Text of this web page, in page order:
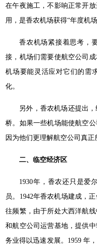
在午夜施工，不影响正常开
用，是香农机场获得“年度机
香农机场紧接着思考，
接，机场们需要使航空公司
机场要能灵活应对它们的需
化。
另外，香农机场还提出
桥。如果一些机场能使航空
因为他们更理解航空公司真正
二、临空经济区
1930年，香农还只是爱
员。1942年香农机场建成，
往频繁，由于所处大西洋航
和航空公司运营基地，提供
务业得以迅速发展。1959 年